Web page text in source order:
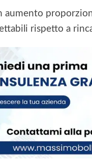
aumento
rispetto a